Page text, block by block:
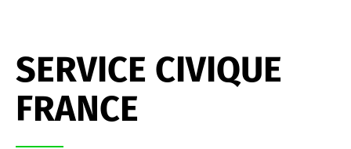
SERVICE CIVIQUE
FRANCE